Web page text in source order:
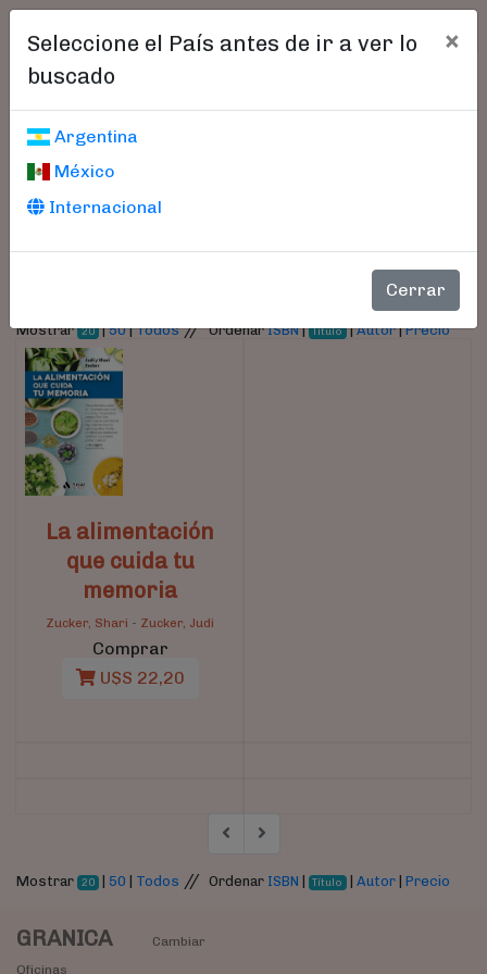
Seleccione el País antes de ir a ver lo
buscado
×
Argentina
México
Internacional
Cerrar
Libros encontrados
Parámetros
Mostrar 20 |50|Todos//OrdenarISBN| Título |Autor|Precio
La alimentación
que cuida tu
memoria
Zucker, Shari - Zucker, Judi
Comprar
U$S 22,20
Mostrar 20 | 50 Todos // Ordenar ISBN Título |Autor |Precio
GRANICA
Cambiar
Oficinas